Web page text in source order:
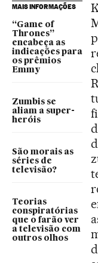
MAIS INFORMAÇÕES
“Game of
Thrones”
encabeça as
indicações para
os prêmios
Emmy
Zumbis se
aliam a super-
heróis
São morais as
séries de
televisão?
Teorias
conspiratórias
que o farão ver
a televisão com
outros olhos